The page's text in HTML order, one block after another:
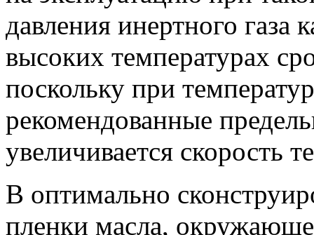
давления инертного газа
высоких температурах
поскольку при
рекомендованные
увеличивается скорость
В оптимально
пленки масла,